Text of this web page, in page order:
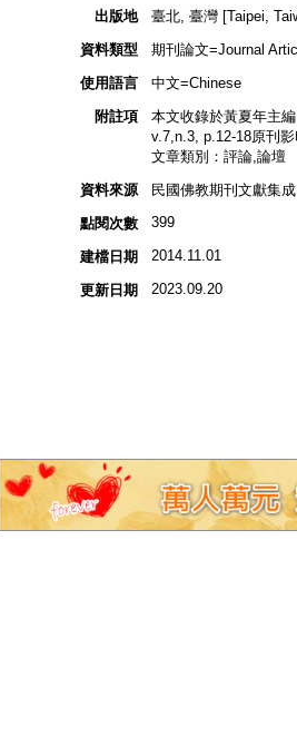
出版地
臺北, 臺灣 [Taipei,
資料類型
期刊論文=Journal
使用語言
中文=Chinese
附註項
本文收錄於黃夏年主
v.7,n.3, p.12-18原刊
文章類別：評論,論壇
資料來源
民國佛教期刊文獻集
點閱次數
399
建檔日期 2014.11.01
更新日期 2023.09.20